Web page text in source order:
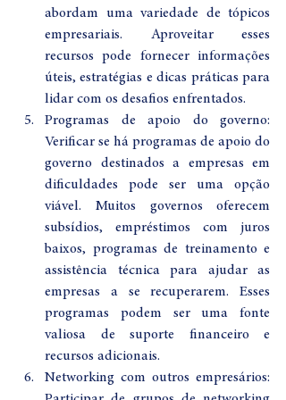
abordam uma variedade de tópicos
empresariais. Aproveitar esses
recursos pode fornecer informações
úteis, estratégias e dicas práticas para
lidar com os desafios enfrentados.
Programas de apoio do governo:
Verificar se há programas de apoio do
governo destinados a empresas em
dificuldades pode ser uma opção
viável. Muitos governos oferecem
subsídios, empréstimos com juros
baixos, programas de treinamento e
assistência técnica para ajudar as
empresas a se recuperarem. Esses
programas podem ser uma fonte
valiosa de suporte financeiro e
recursos adicionais.
Networking com outros empresários: